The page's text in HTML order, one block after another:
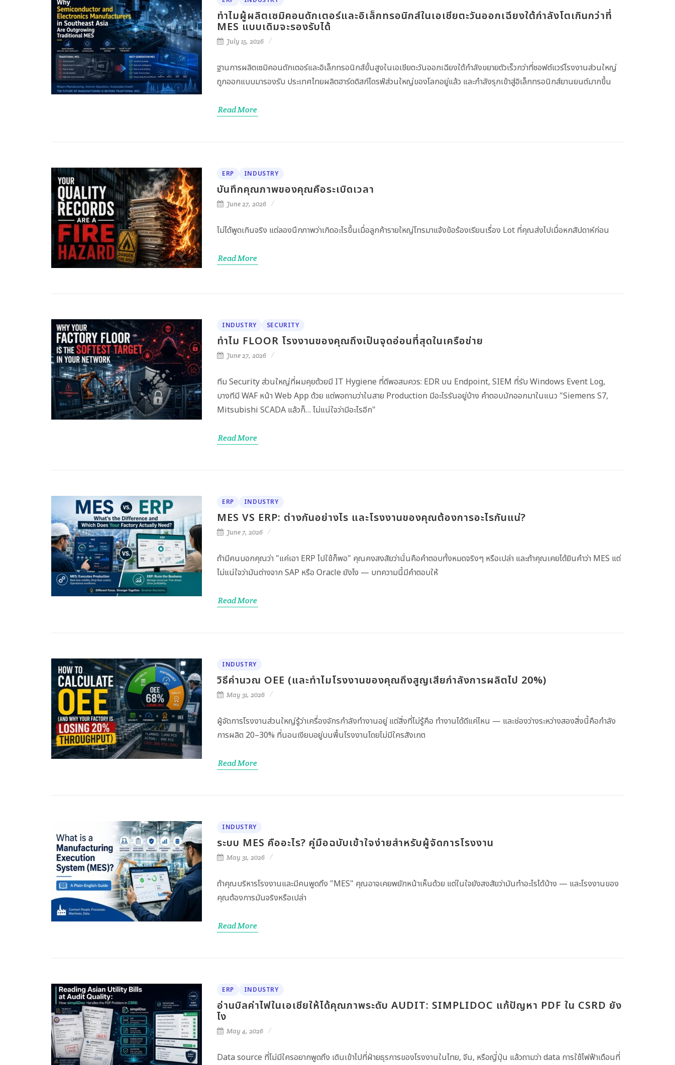
ทำไมผู้ผลิตเซมิคอนดักเตอร์และอิเล็กทรอนิกส์ในเอเชียตะวันออกเฉียงใต้กำลังโตเกินกว่าที่
MES แบบเดิมจะรองรับได้
July 15, 2026
ฐานการผลิตเซมิคอนดักเตอร์และอิเล็กทรอนิกส์ขั้นสูงในเอเชียตะวันออกเฉียงใต้กำลังขยายตัวเร็วกว่าที่ซอฟต์แวร์โรงงานส่วนใหญ่
ถูกออกแบบมารองรับ ประเทศไทยผลิตฮาร์ดดิสก์ไดรฟ์ส่วนใหญ่ของโลกอยู่แล้ว และกำลังรุกเข้าสู่อิเล็กทรอนิกส์ยานยนต์มากขึ้น
Read More
ERP INDUSTRY
บันทึกคุณภาพของคุณคือระเบิดเวลา
June 27, 2026
ไม่ได้พูดเกินจริง แต่ลองนึกภาพว่าเกิดอะไรขึ้นเมื่อลูกค้ารายใหญ่โทรมาแจ้งข้อร้องเรียนเรื่อง Lot ที่คุณส่งไปเมื่อหกสัปดาห์ก่อน
Read More
INDUSTRY SECURITY
ทำไม FLOOR โรงงานของคุณถึงเป็นจุดอ่อนที่สุดในเครือข่าย
June 27, 2026
ทีม Security ส่วนใหญ่ที่ผมคุยด้วยมี IT Hygiene ที่ดีพอสมควร: EDR บน Endpoint, SIEM ที่รับ Windows Event Log,
บางทีมี WAF หน้า Web App ด้วย แต่พอถามว่าในสาย Production มีอะไรรันอยู่บ้าง คำตอบมักออกมาในแนว "Siemens S7,
Mitsubishi SCADA แล้วก็… ไม่แน่ใจว่ามีอะไรอีก"
Read More
ERP INDUSTRY
MES VS ERP: ต่างกันอย่างไร และโรงงานของคุณต้องการอะไรกันแน่?
June 7, 2026
ถ้ามีคนบอกคุณว่า "แค่เอา ERP ไปใช้ก็พอ" คุณคงสงสัยว่านั่นคือคำตอบทั้งหมดจริงๆ หรือเปล่า และถ้าคุณเคยได้ยินคำว่า MES แต่
ไม่แน่ใจว่ามันต่างจาก SAP หรือ Oracle ยังไง — บทความนี้มีคำตอบให้
Read More
INDUSTRY
วิธีคำนวณ OEE (และทำไมโรงงานของคุณถึงสูญเสียกำลังการผลิตไป 20%)
May 31, 2026
ผู้จัดการโรงงานส่วนใหญ่รู้ว่าเครื่องจักรกำลังทำงานอยู่ แต่สิ่งที่ไม่รู้คือ ทำงานได้ดีแค่ไหน — และช่องว่างระหว่างสองสิ่งนี้คือกำลัง
การผลิต 20–30% ที่นอนเงียบอยู่บนพื้นโรงงานโดยไม่มีใครสังเกต
Read More
INDUSTRY
ระบบ MES คืออะไร? คู่มือฉบับเข้าใจง่ายสำหรับผู้จัดการโรงงาน
May 31, 2026
ถ้าคุณบริหารโรงงานและมีคนพูดถึง "MES" คุณอาจเคยพยักหน้าเห็นด้วย แต่ในใจยังสงสัยว่ามันทำอะไรได้บ้าง — และโรงงานของ
คุณต้องการมันจริงหรือเปล่า
Read More
ERP INDUSTRY
อ่านบิลค่าไฟในเอเชียให้ได้คุณภาพระดับ AUDIT: SIMPLIDOC แก้ปัญหา PDF ใน CSRD ยัง
ไง
May 4, 2026
Data source ที่ไม่มีใครอยากพูดถึง เดินเข้าไปที่ฝ่ายธุรการของโรงงานในไทย, จีน, หรือญี่ปุ่น แล้วถามว่า data การใช้ไฟฟ้าเดือนที่